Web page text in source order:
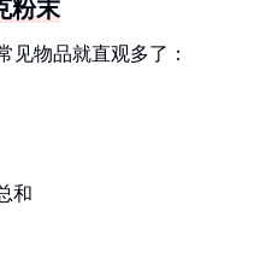
粉末
见物品就直观多了：
和